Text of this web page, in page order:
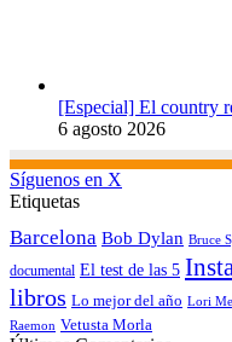
[Especial] El country
6 agosto 2026
Síguenos en X
Etiquetas
Barcelona Bob Dylan Bruce
documental El test de las 5
libros Lo mejor del año Lori
Raemon Vetusta Morla